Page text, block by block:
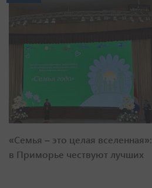
«Семья – это целая вселенная»:
в Приморье чествуют лучших